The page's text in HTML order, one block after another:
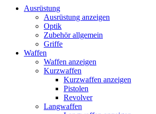
Ausrüstung
Ausrüstung anzeigen
Optik
Zubehör allgemein
Griffe
Waffen
Waffen anzeigen
Kurzwaffen
Kurzwaffen anzeigen
Pistolen
Revolver
Langwaffen